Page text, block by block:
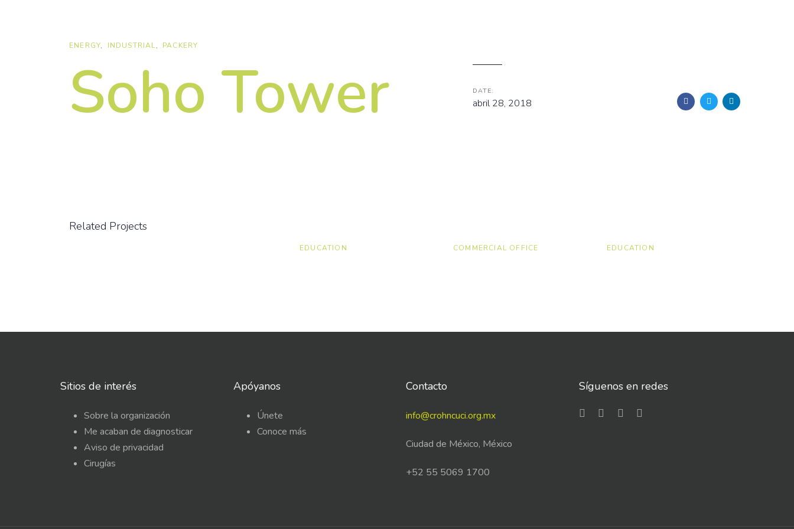
ENERGY INDUSTRIAL PACKERY
Soho Tower DATE:
abril 28, 2018
Related Projects
EDUCATION COMMERCIAL OFFICE EDUCATION
Sitios de interés
Sobre la organización
Me acaban de diagnosticar
Aviso de privacidad
Cirugías
Apóyanos
Únete
Conoce más
Contacto
info@crohncuci.org.mx
Ciudad de México, México
+52 55 5069 1700
Síguenos en redes